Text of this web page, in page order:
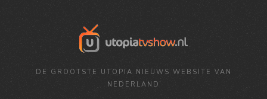
DE GROOTSTE UTOPIA NIEUWS WEBSITE VAN
NEDERLAND